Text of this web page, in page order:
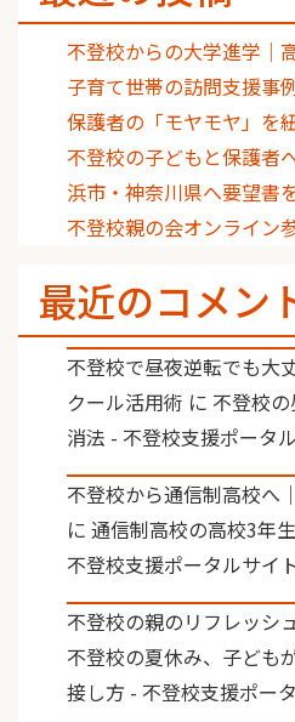
不登校からの大学進学｜
子育て世帯の訪問支援事
保護者の「モヤモヤ」を
不登校の子どもと保護者
浜市・神奈川県へ要望書
不登校親の会オンライン
最近のコメン
不登校で昼夜逆転でも大
クール活用術 に 不登校
消法 - 不登校支援ポータ
不登校から通信制高校へ
に 通信制高校の高校3年
不登校支援ポータルサイ
不登校の親のリフレッシ
不登校の夏休み、子ども
接し方 - 不登校支援ポー